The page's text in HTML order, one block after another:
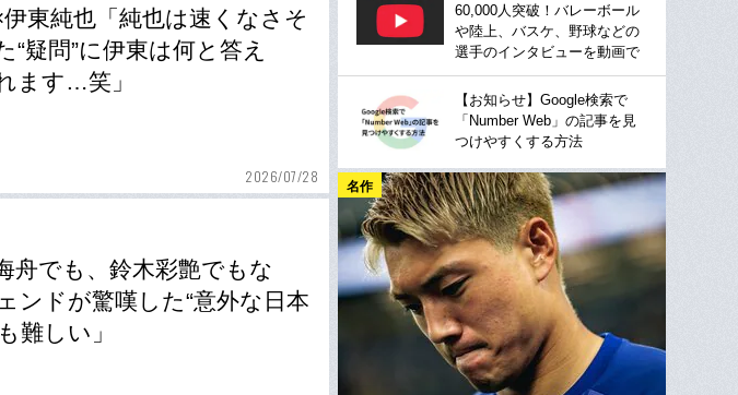
東純也「純也は速くなさそ
疑問”に伊東は何と答え
ます…笑」
2026/07/28
舟でも、鈴木彩艶でもな
ドが驚嘆した“意外な日本
難しい」
60,000人突破！バレーボール
や陸上、バスケ、野球などの
選手のインタビューを動画で
【お知らせ】Google検索で
「Number Web」の記事を見
つけやすくする方法
名作